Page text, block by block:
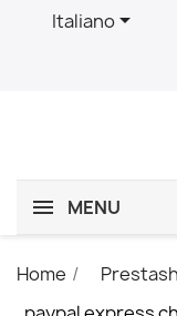
Italiano
MENU
Home